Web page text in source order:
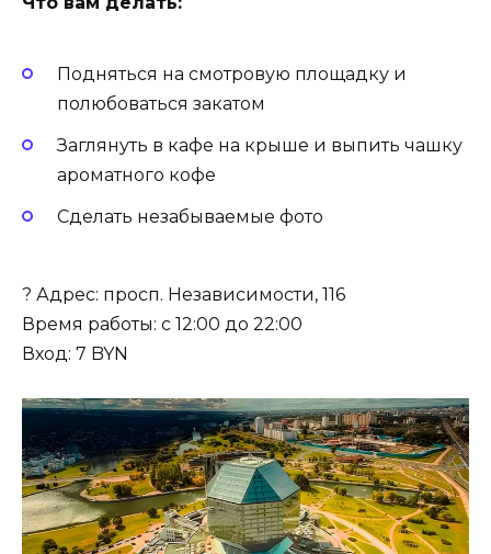
Подняться на смотровую площадку и
полюбоваться закатом
Заглянуть в кафе на крыше и выпить чашку
ароматного кофе
Сделать незабываемые фото
? Адрес: просп. Независимости, 116
Время работы: с 12:00 до 22:00
Вход: 7 BYN